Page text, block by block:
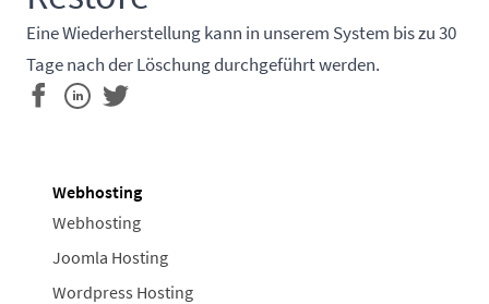
Eine Wiederherstellung kann in unserem System bis zu 30
Tage nach der Löschung durchgeführt werden.
Webhosting
Webhosting
Joomla Hosting
Wordpress Hosting